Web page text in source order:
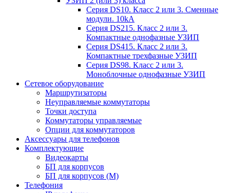
Серия DS10. Класс 2 или 3. Сменные
модули. 10kA
Серия DS215. Класс 2 или 3.
Компактные однофазные УЗИП
Серия DS415. Класс 2 или 3.
Компактные трехфазные УЗИП
Серия DS98. Класс 2 или 3.
Моноблочные однофазные УЗИП
Сетевое оборудование
Маршрутизаторы
Неуправляемые коммутаторы
Точки доступа
Коммутаторы управляемые
Опции для коммутаторов
Аксессуары для телефонов
Комплектующие
Видеокарты
БП для корпусов
БП для корпусов (М)
Телефония